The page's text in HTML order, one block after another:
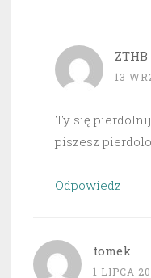
ZTHB
13
Ty się
piszesz
Odpowiedz
tomek
1 LIPCA